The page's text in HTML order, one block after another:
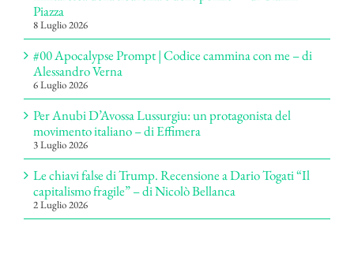
Piazza
8 Luglio 2026
#00 Apocalypse Prompt | Codice cammina con me – di
Alessandro Verna
6 Luglio 2026
Per Anubi D’Avossa Lussurgiu: un protagonista del
movimento italiano – di Effimera
3 Luglio 2026
Le chiavi false di Trump. Recensione a Dario Togati “Il
capitalismo fragile” – di Nicolò Bellanca
2 Luglio 2026